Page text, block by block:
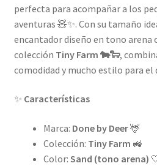
perfecta para acompañar a los
aventuras 🧸✨. Con su tamaño
encantador diseño en tono arena
colección Tiny Farm 🐄🐑,
comodidad y mucho estilo para el
✨ Características
Marca: Done by Deer🦌
Colección: Tiny Farm 🚜
Color: Sand (tono arena)